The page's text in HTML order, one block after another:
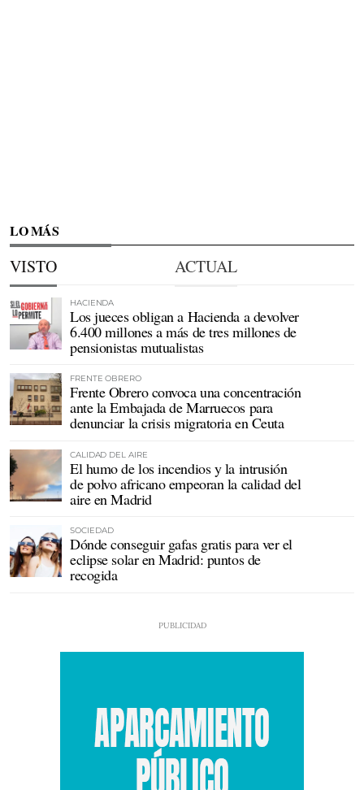
LO MÁS
VISTO ACTUAL
HACIENDA
Los jueces obligan a Hacienda a devolver
6.400 millones a más de tres millones de
pensionistas mutualistas
FRENTE OBRERO
Frente Obrero convoca una concentración
ante la Embajada de Marruecos para
denunciar la crisis migratoria en Ceuta
CALIDAD DEL AIRE
El humo de los incendios y la intrusión
de polvo africano empeoran la calidad del
aire en Madrid
SOCIEDAD
Dónde conseguir gafas gratis para ver el
eclipse solar en Madrid: puntos de
recogida